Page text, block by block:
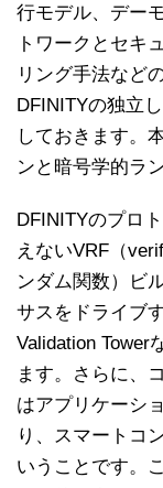
行モデル、デー
トワークとセキ
リング手法など
DFINITYの独立
しておきます。
ンと暗号学的ラ
DFINITYのプロ
えないVRF（
ンダム関数）ビ
サスをドライブ
Validation Tower
ます。さらに、
はアプリケーシ
り、スマートコ
いうことです。